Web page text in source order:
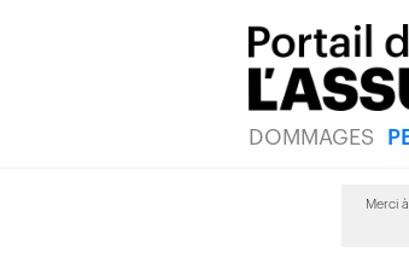
DOMMAGES
Merci